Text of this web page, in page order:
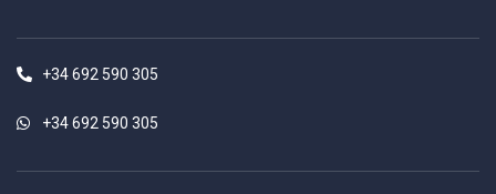
+34 692 590 305
+34 692 590 305